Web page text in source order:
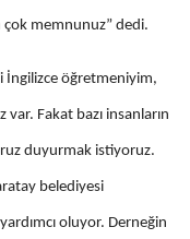
Osmaniye
Düzce
çok memnunuz” dedi.
İngilizce öğretmeniyim,
var. Fakat bazı insanların
duyurmak istiyoruz.
belediyesi
oluyor. Derneğin